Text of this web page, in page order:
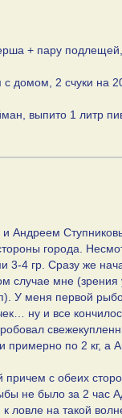
+ пару подлещей,
домом, 2 счуки на
выпито 1 литр
Андреем
города.
3-4 гр. Сразу же
случае мне
У меня первой
ну и все
по 2 кг, а
с обеих
не было за 2 час
ловле на такой